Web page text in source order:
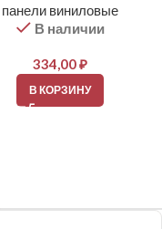
панели виниловые
В наличии
334,00₽
В КОРЗИНУ